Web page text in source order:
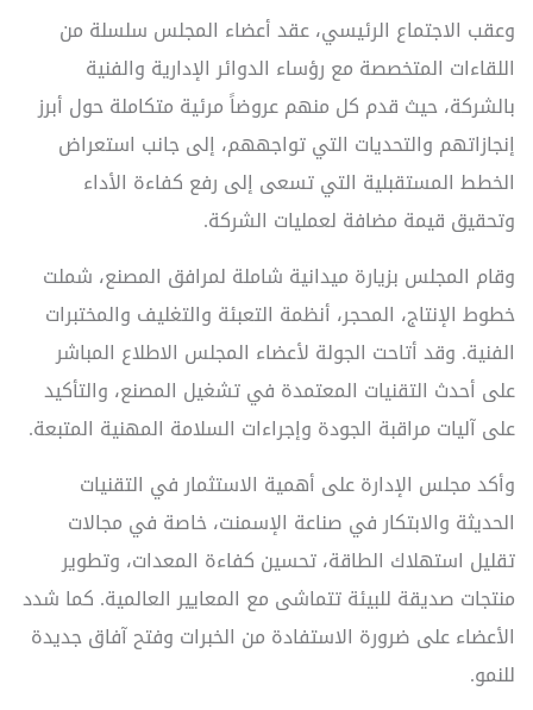
وعقب الاجتماع الرئيسي، عقد أعضاء المجلس سلسلة من
اللقاءات المتخصصة مع رؤساء الدوائر الإدارية والفنية
بالشركة، حيث قدم كل منهم عروضاً مرئية متكاملة حول أبرز
إنجازاتهم والتحديات التي تواجههم، إلى جانب استعراض
الخطط المستقبلية التي تسعى إلى رفع كفاءة الأداء
وتحقيق قيمة مضافة لعمليات الشركة.
وقام المجلس بزيارة ميدانية شاملة لمرافق المصنع، شملت
خطوط الإنتاج، المحجر، أنظمة التعبئة والتغليف والمختبرات
الفنية. وقد أتاحت الجولة لأعضاء المجلس الاطلاع المباشر
على أحدث التقنيات المعتمدة في تشغيل المصنع، والتأكيد
على آليات مراقبة الجودة وإجراءات السلامة المهنية المتبعة.
وأكد مجلس الإدارة على أهمية الاستثمار في التقنيات
الحديثة والابتكار في صناعة الإسمنت، خاصة في مجالات
تقليل استهلاك الطاقة، تحسين كفاءة المعدات، وتطوير
منتجات صديقة للبيئة تتماشى مع المعايير العالمية. كما شدد
الأعضاء على ضرورة الاستفادة من الخبرات وفتح آفاق جديدة
للنمو.